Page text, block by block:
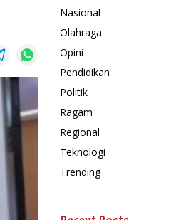
Nasional
Olahraga
Opini
Pendidikan
Politik
Ragam
Regional
Teknologi
Trending